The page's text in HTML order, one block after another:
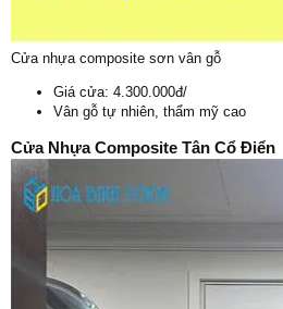
Cửa nhựa composite sơn vân gỗ
Giá cửa: 4.300.000đ/
Vân gỗ tự nhiên, thẩm mỹ cao
Cửa Nhựa Composite Tân Cổ Điển